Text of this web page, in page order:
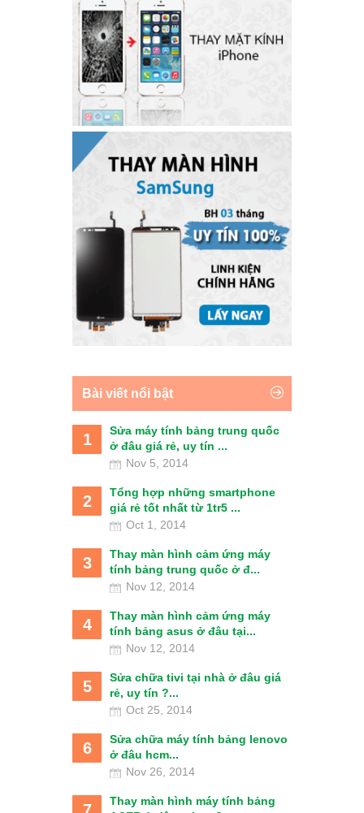
Bài viết nổi bật
1
Sửa máy tính bảng trung quốc
ở đâu giá rẻ, uy tín ...
Nov 5, 2014
2
Tổng hợp những smartphone
giá rẻ tốt nhất từ 1tr5 ...
Oct 1, 2014
3
Thay màn hình cảm ứng máy
tính bảng trung quốc ở đ...
Nov 12, 2014
4
Thay màn hình cảm ứng máy
tính bảng asus ở đâu tại...
Nov 12, 2014
5
Sửa chữa tivi tại nhà ở đâu giá
rẻ, uy tín ?...
Oct 25, 2014
6
Sửa chữa máy tính bảng lenovo
ở đâu hcm...
Nov 26, 2014
Thay màn hình máy tính bảng